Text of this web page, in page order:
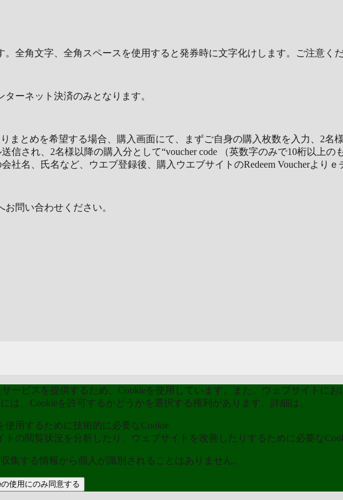
全角文字、全角スペースを使用すると発券時に文字化けします。ご注意くだ
ーネット決済のみとなります。
まとめを希望する場合、購入画面にて、まずご自身の購入枚数を入力、2名
信され、2名様以降の購入分として“voucher code （英数字のみで10桁以上の
社名、氏名など、ウエブ登録後、購入ウエブサイトのRedeem Voucherよりｅ
問い合わせください。
ービスを提供するため、Cookieを使用しています。また、ウェブサイトに
は、Cookieを許可するかどうかを選択する権利があります。詳細は、
使用するために技術的に必要なCookie
トの閲覧状況を分析したり、ウェブサイトを改善したりするために必要な
集する情報から個人が識別されることはありません。
使用にのみ同意する